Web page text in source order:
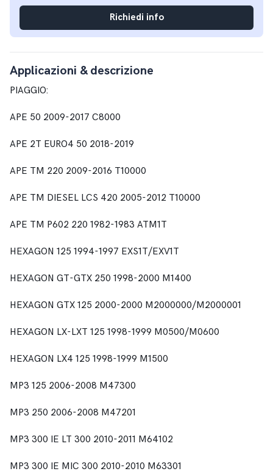
Richiedi info
Applicazioni & descrizione
PIAGGIO:
APE 50 2009-2017 C8000
APE 2T EURO4 50 2018-2019
APE TM 220 2009-2016 T10000
APE TM DIESEL LCS 420 2005-2012 T10000
APE TM P602 220 1982-1983 ATM1T
HEXAGON 125 1994-1997 EXS1T/EXV1T
HEXAGON GT-GTX 250 1998-2000 M1400
HEXAGON GTX 125 2000-2000 M2000000/M2000001
HEXAGON LX-LXT 125 1998-1999 M0500/M0600
HEXAGON LX4 125 1998-1999 M1500
MP3 125 2006-2008 M47300
MP3 250 2006-2008 M47201
MP3 300 IE LT 300 2010-2011 M64102
MP3 300 IE MIC 300 2010-2010 M63301